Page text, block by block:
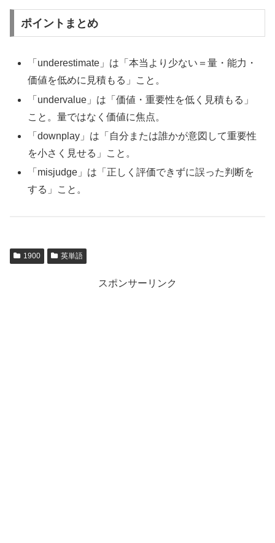
ポイントまとめ
「underestimate」は「本当より少ない＝量・能力・
価値を低めに見積もる」こと。
「undervalue」は「価値・重要性を低く見積もる」
こと。量ではなく価値に焦点。
「downplay」は「自分または誰かが意図して重要性
を小さく見せる」こと。
「misjudge」は「正しく評価できずに誤った判断を
する」こと。
1900 英単語
スポンサーリンク